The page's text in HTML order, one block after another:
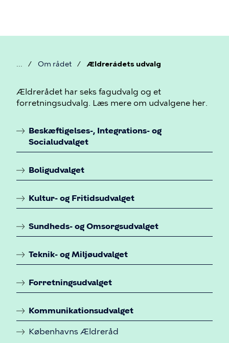
Om rådet Ældrerådets udvalg
Æ
l
d
r
å
d
e
t
s
d
v
a
Ældrerådet har seks fagudvalg og et
forretningsudvalg. Læs mere om udvalgene her.
Linkoversigt
Beskæftigelses-, Integrations- og
Socialudvalget
Boligudvalget
Kultur- og Fritidsudvalget
Sundheds- og Omsorgsudvalget
Teknik- og Miljøudvalget
Forretningsudvalget
Kommunikationsudvalget
Københavns Ældreråd